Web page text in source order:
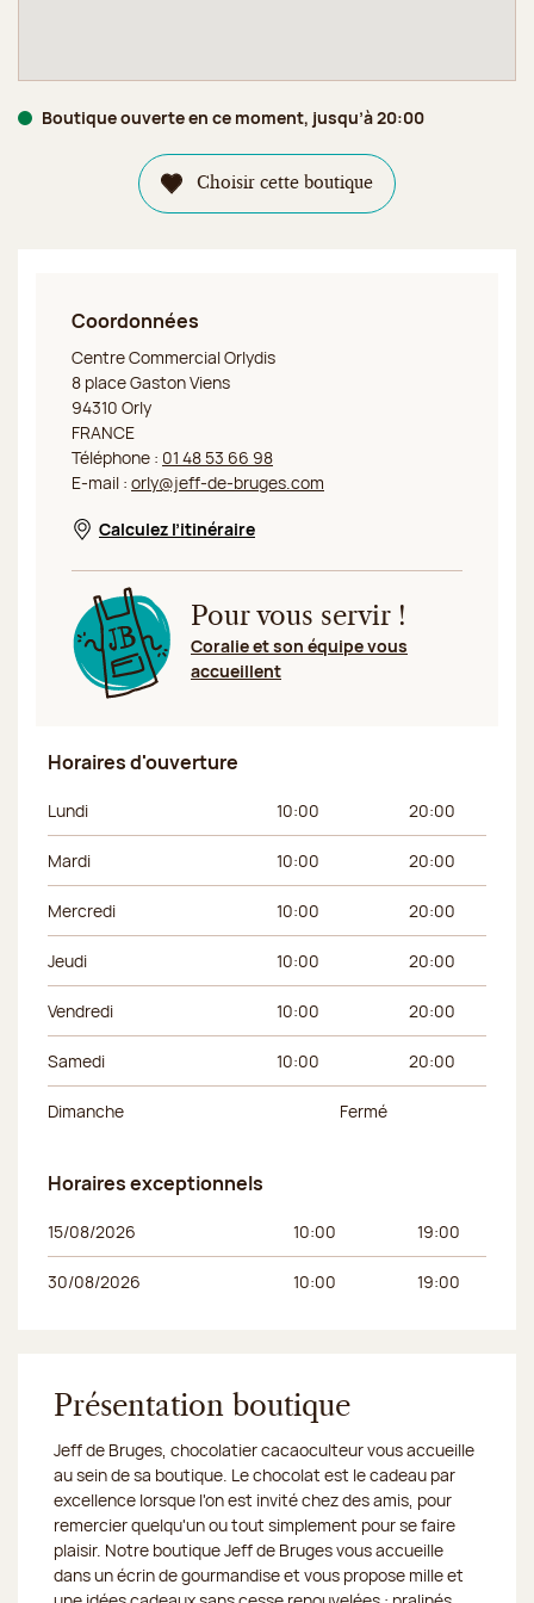
Boutique ouverte en ce moment, jusqu’à 20:00
Choisir cette boutique
Coordonnées
Jeff de Bruges Orly
Centre Commercial Orlydis
8 place Gaston Viens
94310 Orly
FRANCE
Téléphone : 01 48 53 66 98
E-mail : orly@jeff-de-bruges.com
Nouvelle fenêtre
Calculez l’itinéraire
Pour vous servir !
Coralie et son équipe vous
accueillent
Horaires d'ouverture
Jour de la semaine Horaires du matin Horaires de
Lundi 10:00 20:00
Mardi 10:00 20:00
Mercredi 10:00 20:00
Jeudi 10:00 20:00
Vendredi 10:00 20:00
Samedi 10:00 20:00
Dimanche Fermé
Horaires exceptionnels
Jour de la semaine Horaires du matin Horaires de
15/08/2026 10:00 19:00
30/08/2026 10:00 19:00
Présentation boutique
Jeff de Bruges, chocolatier cacaoculteur vous accueille
au sein de sa boutique. Le chocolat est le cadeau par
excellence lorsque l'on est invité chez des amis, pour
remercier quelqu'un ou tout simplement pour se faire
plaisir. Notre boutique Jeff de Bruges vous accueille
dans un écrin de gourmandise et vous propose mille et